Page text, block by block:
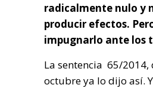
radicalmente nulo y
producir efectos.
impugnarlo ante los
La sentencia 65/2014,
octubre ya lo dijo así.